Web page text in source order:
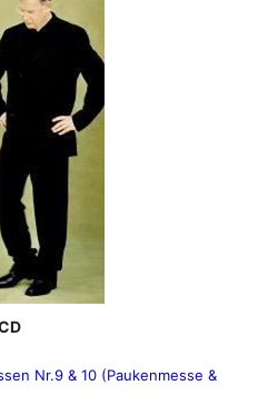
Nr.9 & 10 (Paukenmesse &